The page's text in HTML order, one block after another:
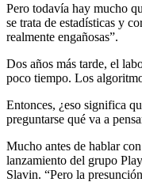
Pero todavía hay mucho
se trata de estadísticas y
realmente engañosas”.
Dos años más tarde, el
poco tiempo. Los
Entonces, ¿eso significa
preguntarse qué va a
Mucho antes de hablar
lanzamiento del grupo
Slavin. “Pero la